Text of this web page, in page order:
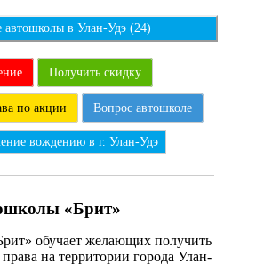
автошколы в Улан-Удэ (24)
Получить скидку
по акции Вопрос автошколе
вождению в г. Улан-Удэ
«Брит»
обучает желающих получить
на территории города Улан-